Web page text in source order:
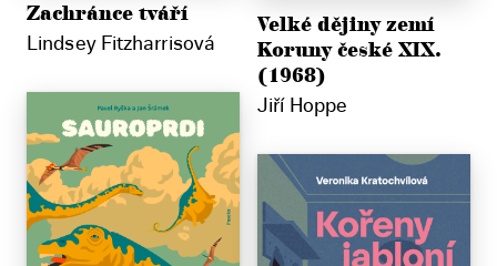
Zachránce tváří
Lindsey Fitzharrisová
Velké dějiny zemí
Koruny české XIX.
(1968)
Jiří Hoppe